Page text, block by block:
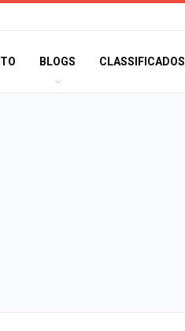
BLOGS CLASSIFICADOS